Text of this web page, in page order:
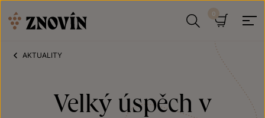
Hledat
AKTUALITY
Velký úspěch v